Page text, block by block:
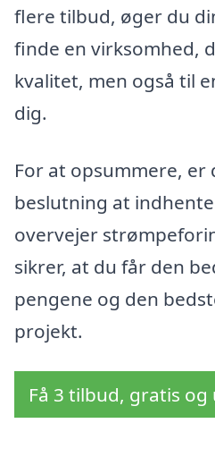
flere tilbud, øger du
finde en virksomhed,
kvalitet, men også til
dig.
For at opsummere, er
beslutning at
overvejer
sikrer, at du får den
pengene og den
projekt.
Få 3 tilbud, gratis